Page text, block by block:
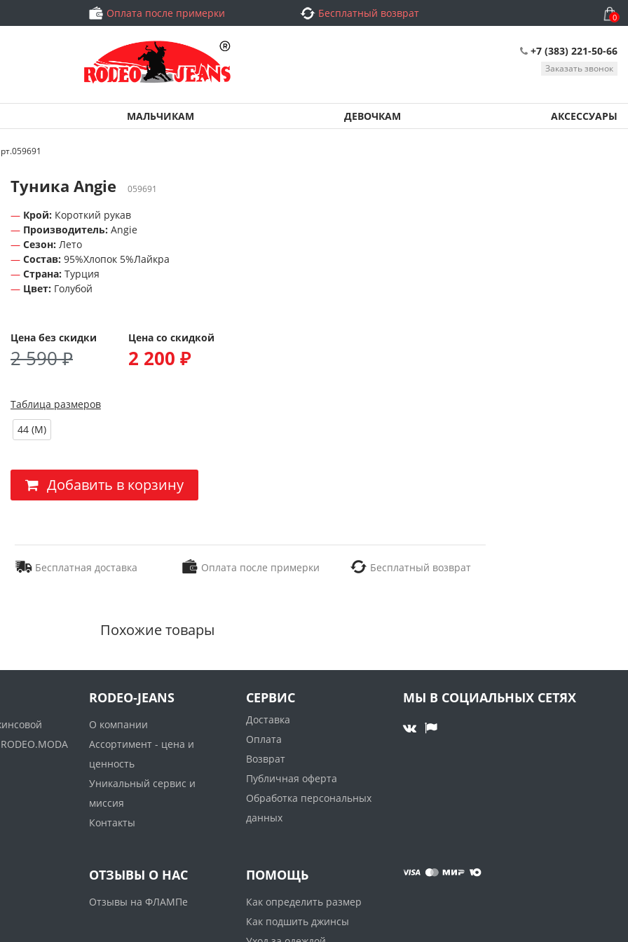
Оплата после примерки Бесплатный возврат 0
+7 (383) 221-50-66
Заказать звонок
МАЛЬЧИКАМ ДЕВОЧКАМ АКСЕССУАРЫ
Туника Angie 059691
Крой: Короткий рукав
Производитель: Angie
Сезон: Лето
Состав: 95%Хлопок 5%Лайкра
Страна: Турция
Цвет: Голубой
Цена без скидки
2 590 ₽
Цена со скидкой
2 200 ₽
Таблица размеров
44 (M)
Добавить в корзину
Бесплатная доставка Оплата после примерки Бесплатный возврат
Похожие товары
RODEO-JEANS
О компании
Ассортимент - цена и
ценность
Уникальный сервис и
миссия
Контакты
СЕРВИС
Доставка
Оплата
Возврат
Публичная оферта
Обработка персональных
данных
МЫ В СОЦИАЛЬНЫХ СЕТЯХ
ОТЗЫВЫ О НАС
Отзывы на ФЛАМПе
ПОМОЩЬ
Как определить размер
Как подшить джинсы